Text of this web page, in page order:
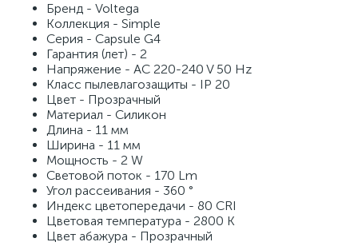
Бренд - Voltega
Коллекция - Simple
Серия - Capsule G4
Гарантия (лет) - 2
Напряжение - AC 220-240 V 50 Hz
Класс пылевлагозащиты - IP 20
Цвет - Прозрачный
Материал - Силикон
Длина - 11 мм
Ширина - 11 мм
Мощность - 2 W
Световой поток - 170 Lm
Угол рассеивания - 360 °
Индекс цветопередачи - 80 CRI
Цветовая температура - 2800 K
Цвет абажура - Прозрачный